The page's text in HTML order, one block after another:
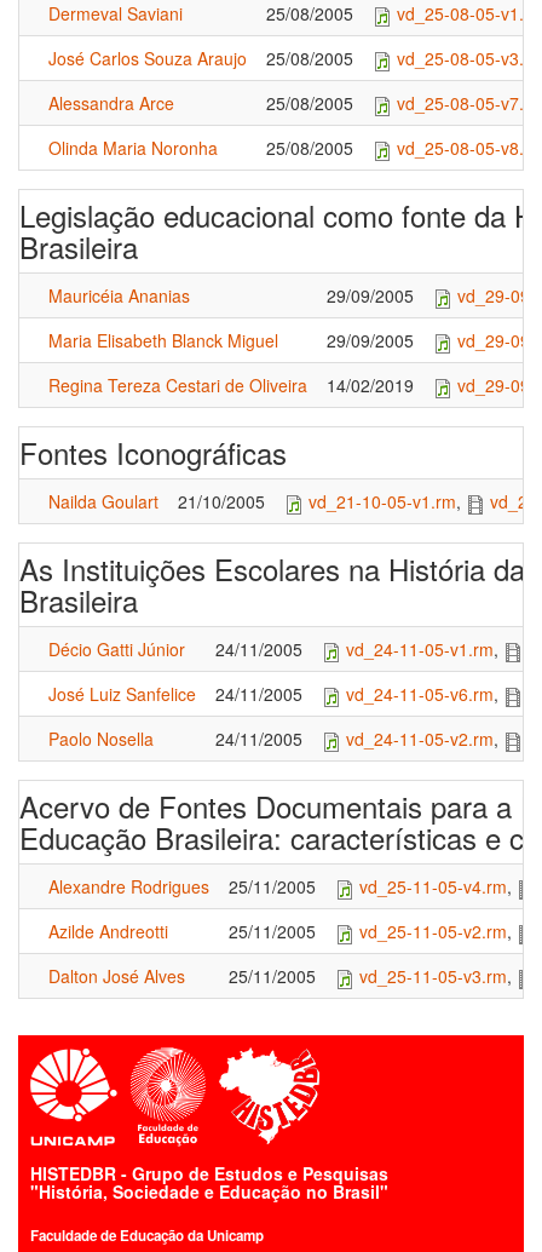
Dermeval Saviani 25/08/2005
vd_25-08-05-
José Carlos Souza Araujo
25/08/2005
vd_25-08-05-
Alessandra Arce
25/08/2005
vd_25-08-05-
Olinda Maria Noronha
25/08/2005 vd_25-08-05-
Legislação educacional como fonte da
Brasileira
Mauricéia Ananias 29/09/2005
vd_29-09-
Maria Elisabeth Blanck Miguel
29/09/2005
vd_29-09-
Regina Tereza Cestari de Oliveira
14/02/2019 vd_29-09-
Fontes Iconográficas
Nailda Goulart 21/10/2005 vd_21-10-05-v1.rm,
As Instituições Escolares na História da
Brasileira
Décio Gatti Júnior 24/11/2005 vd_24-11-05-v1.rm,
José Luiz Sanfelice
24/11/2005 vd_24-11-05-v6.rm,
Paolo Nosella
24/11/2005 vd_24-11-05-v2.rm,
Acervo de Fontes Documentais para a
Educação Brasileira: características e
Alexandre Rodrigues 25/11/2005 vd_25-11-05-v4.rm,
Azilde Andreotti
25/11/2005 vd_25-11-05-v2.rm,
Dalton José Alves
25/11/2005 vd_25-11-05-v3.rm,
HISTEDBR - Grupo de Estudos e Pesquisas
"História, Sociedade e Educação no Brasil"
Faculdade de Educação da Unicamp